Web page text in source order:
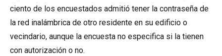
ciento de los encuestados admitió tener la contraseña de
la red inalámbrica de otro residente en su edificio o
vecindario, aunque la encuesta no especifica si la tienen
con autorización o no.